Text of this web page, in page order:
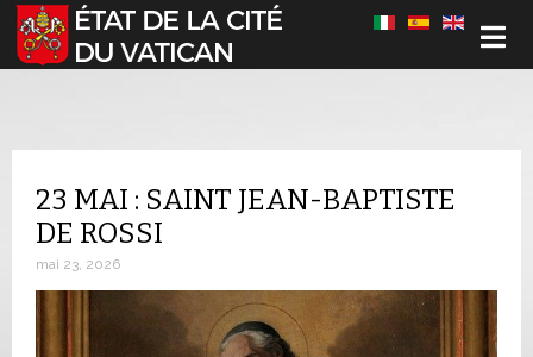
Sélectionnez votre langue
23 MAI : SAINT JEAN-BAPTISTE
DE ROSSI
mai 23, 2026